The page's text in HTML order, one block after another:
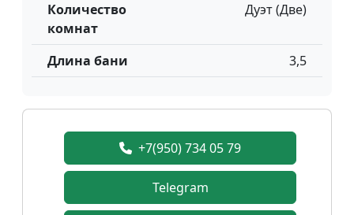
Количество
комнат
Дуэт (Две)
Длина бани 3,5
+7(950) 734 05 79
Telegram